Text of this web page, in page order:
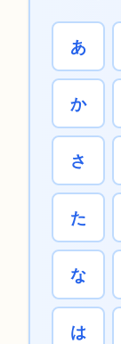
あ
か
さ
た
な
は